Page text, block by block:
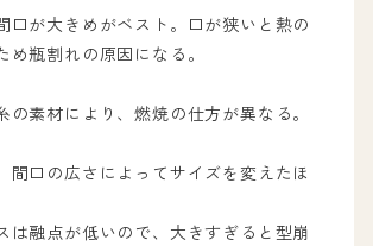
口が大きめがベスト。口が狭いと熱の
め瓶割れの原因になる。
の素材により、燃焼の仕方が異なる。
間口の広さによってサイズを変えたほ
は融点が低いので、大きすぎると型崩